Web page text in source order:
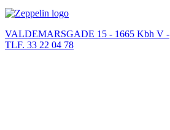
VALDEMARSGADE 15 - 1665 Kbh V -
TLF. 33 22 04 78